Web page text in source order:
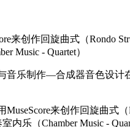
来创作回旋曲式（Rondo
Music - Quartet）
音乐制作—合成器音色设计
来创作回旋曲式（
内乐（Chamber Music -